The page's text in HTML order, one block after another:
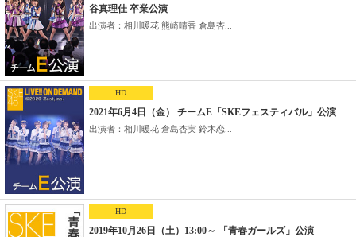
谷真理佳 卒業公演
出演者：相川暖花 熊崎晴香 倉島杏...
HD
2021年6月4日（金） チームE「SKEフェスティバル」公演
出演者：相川暖花 倉島杏実 鈴木恋...
HD
2019年10月26日（土）13:00～ 「青春ガールズ」公演